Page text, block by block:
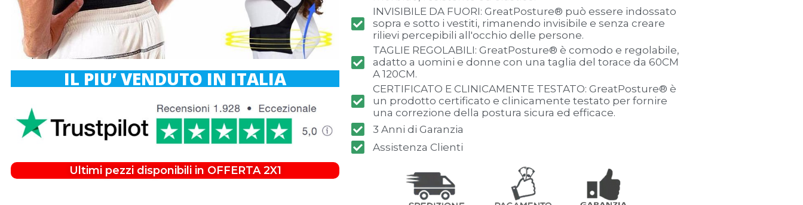
IL PIU’ VENDUTO IN ITALIA
Ultimi pezzi disponibili in OFFERTA 2X1
INVISIBILE DA FUORI: GreatPosture® può essere indossato
sopra e sotto i vestiti, rimanendo invisibile e senza creare
rilievi percepibili all'occhio delle persone.
TAGLIE REGOLABILI: GreatPosture® è comodo e regolabile,
adatto a uomini e donne con una taglia del torace da 60CM
A 120CM.
CERTIFICATO E CLINICAMENTE TESTATO: GreatPosture® è
un prodotto certificato e clinicamente testato per fornire
una correzione della postura sicura ed efficace.
3 Anni di Garanzia
Assistenza Clienti